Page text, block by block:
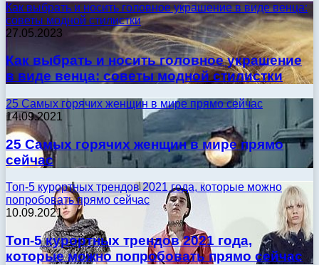
Как выбрать и носить головное украшение в виде венца:
советы модной стилистки
27.05.2023
Как выбрать и носить головное украшение
в виде венца: советы модной стилистки
25 Самых горячих женщин в мире прямо сейчас
14.09.2021
25 Самых горячих женщин в мире прямо
сейчас
Топ-5 курортных трендов 2021 года, которые можно
попробовать прямо сейчас
10.09.2021
Топ-5 курортных трендов 2021 года,
которые можно попробовать прямо сейчас